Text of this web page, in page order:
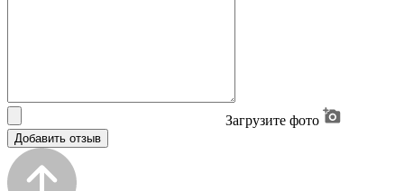
Загрузите фото
Добавить отзыв